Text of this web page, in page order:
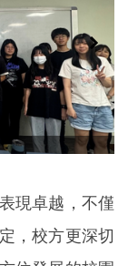
現卓越，不僅
，校方更深切